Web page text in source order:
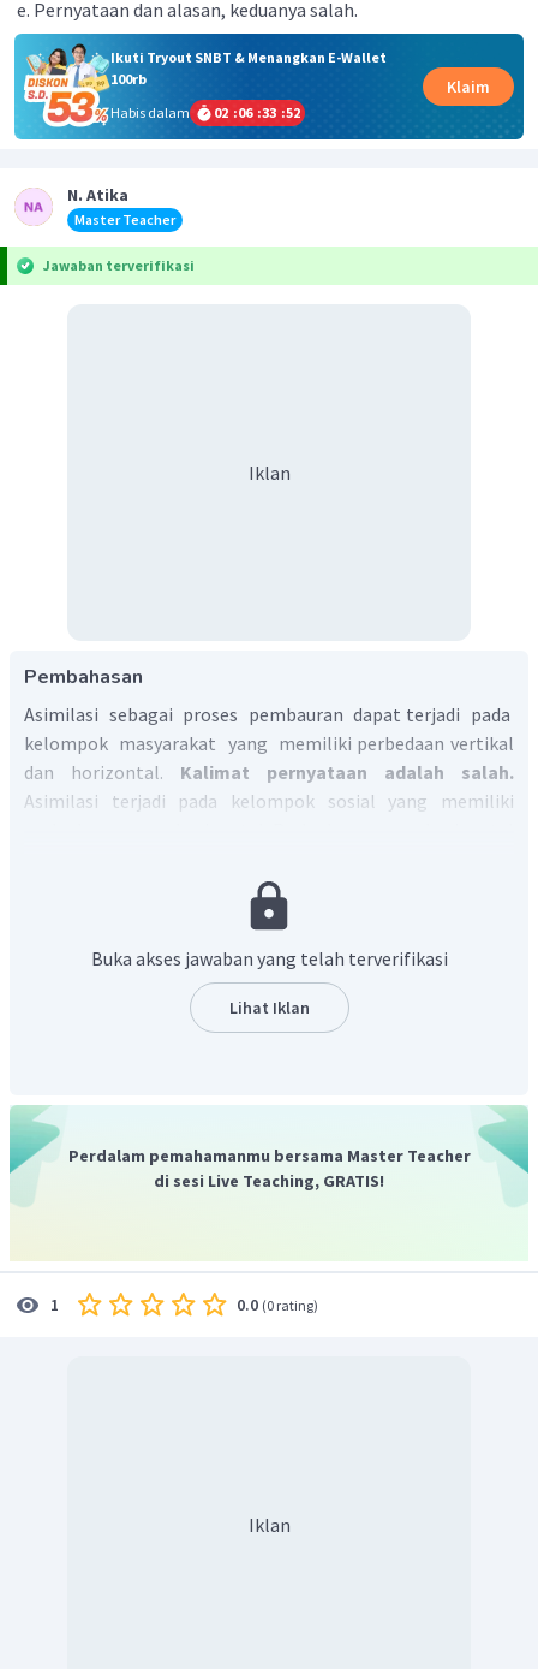
Pernyataan dan alasan, keduanya salah.
Ikuti Tryout SNBT & Menangkan E-Wallet
100rb
Habis dalam
02 :06 :33 :52
Klaim
N. Atika
Master Teacher
Jawaban terverifikasi
Iklan
Pembahasan
Asimilasi sebagai proses pembauran dapat terjadi pada
kelompok masyarakat yang memiliki perbedaan vertikal
dan horizontal. Kalimat pernyataan adalah salah.
Asimilasi terjadi pada kelompok sosial yang memiliki
Perbedaan etnik, ras, dan agama yang ada dalam suatu
Kalimat alasan adalah salah. Perbedaan semcam
ini tidak selalu menimbulkan disintegrasi sosial. Terkadang
dengan perbedaan demikian dapat terintegrasi melalui
Jadi, jawaban yang tepat adalah E.
Buka akses jawaban yang telah terverifikasi
Lihat Iklan
Perdalam pemahamanmu bersama Master Teacher
di sesi Live Teaching, GRATIS!
1 0.0 (0 rating)
Iklan